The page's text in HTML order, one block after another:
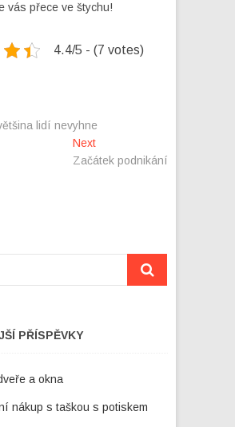
vás přece ve štychu!
4.4/5 - (7 votes)
lidí nevyhne
NextNext
post:
Začátek podnikání
PŘÍSPĚVKY
a okna
nákup s taškou s potiskem